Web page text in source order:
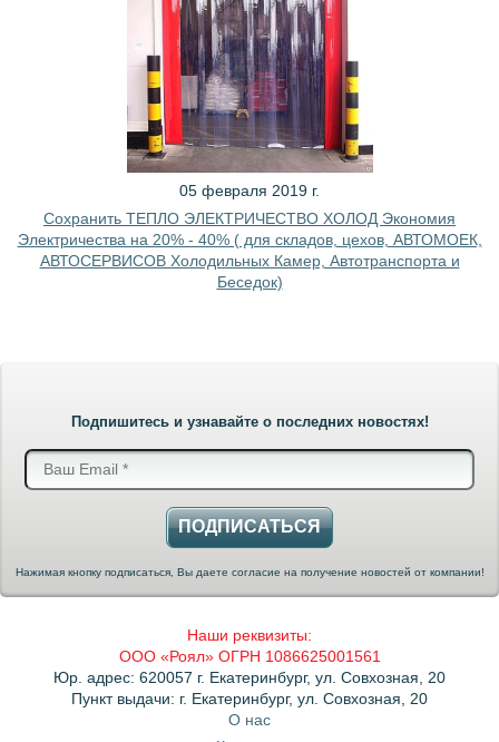
05 февраля 2019 г.
Сохранить ТЕПЛО ЭЛЕКТРИЧЕСТВО ХОЛОД Экономия
Электричества на 20% - 40% ( для складов, цехов, АВТОМОЕК,
АВТОСЕРВИСОВ Холодильных Камер, Автотранспорта и
Беседок)
Подпишитесь и узнавайте о последних новостях!
ПОДПИСАТЬСЯ
Нажимая кнопку подписаться, Вы даете согласие на получение новостей от компании!
Наши реквизиты:
ООО «Роял» ОГРН 1086625001561
Юр. адрес: 620057 г. Екатеринбург, ул. Совхозная, 20
Пункт выдачи: г. Екатеринбург, ул. Совхозная, 20
О нас